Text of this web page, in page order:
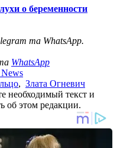
о беременности
та WhatsApp.
WhatsApp
, Злата Огневич
необходимый текст и
об этом редакции.